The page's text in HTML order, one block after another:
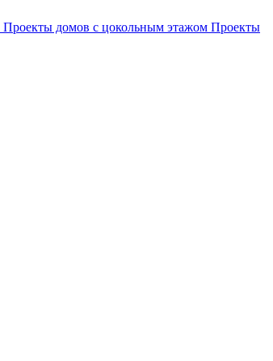
Проекты домов с цокольным этажом Проекты